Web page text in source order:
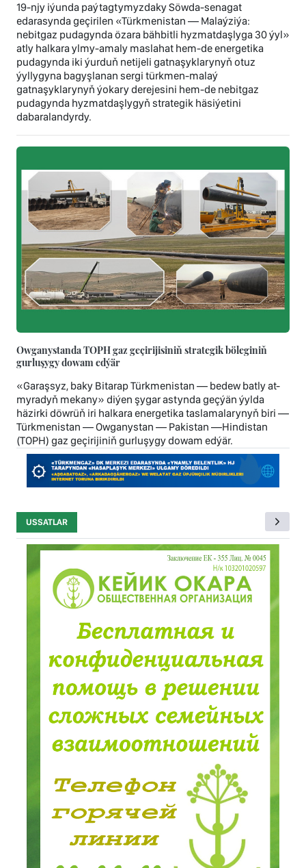
19-njy iýunda paýtagtymyzdaky Söwda-senagat
edarasynda geçirilen «Türkmenistan — Malaýziýa:
nebitgaz pudagynda özara bähbitli hyzmatdaşlyga 30 ýyl»
atly halkara ylmy-amaly maslahat hem-de energetika
pudagynda iki ýurduň netijeli gatnaşyklarynyň otuz
ýyllygyna bagyşlanan sergi türkmen-malaý
gatnaşyklarynyň ýokary derejesini hem-de nebitgaz
pudagynda hyzmatdaşlygyň strategik häsiýetini
dabaralandyrdy.
Owganystanda TOPH gaz geçirijisiniň strategik böleginiň
gurluşygy dowam edýär
«Garaşsyz, baky Bitarap Türkmenistan — bedew batly at-
myradyň mekany» diýen şygar astynda geçýän ýylda
häzirki döwrüň iri halkara energetika taslamalarynyň biri —
Türkmenistan — Owganystan — Pakistan —Hindistan
(TOPH) gaz geçirijiniň gurluşygy dowam edýär.
USSATLAR